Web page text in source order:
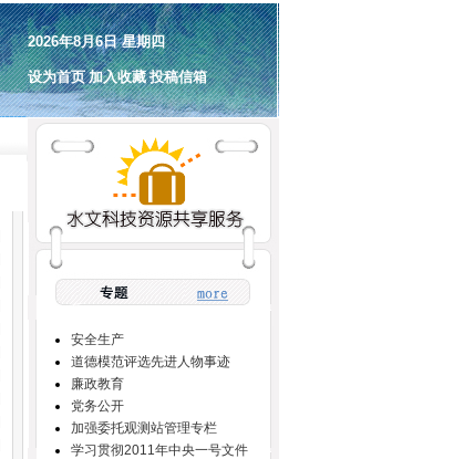
2026年8月6日 星期四
设为首页 加入收藏 投稿信箱
安全生产
道德模范评选先进人物事迹
廉政教育
党务公开
加强委托观测站管理专栏
学习贯彻2011年中央一号文件